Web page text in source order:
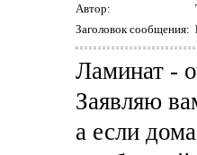
Автор:
Заголовок сообщения:
Ламинат -
Заявляю
а если